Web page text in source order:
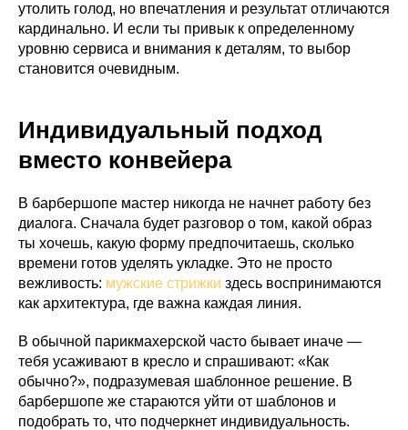
утолить голод, но впечатления и результат отличаются
кардинально. И если ты привык к определенному
уровню сервиса и внимания к деталям, то выбор
становится очевидным.
Индивидуальный подход
вместо конвейера
В барбершопе мастер никогда не начнет работу без
диалога. Сначала будет разговор о том, какой образ
ты хочешь, какую форму предпочитаешь, сколько
времени готов уделять укладке. Это не просто
вежливость: мужские стрижки здесь воспринимаются
как архитектура, где важна каждая линия.
В обычной парикмахерской часто бывает иначе —
тебя усаживают в кресло и спрашивают: «Как
обычно?», подразумевая шаблонное решение. В
барбершопе же стараются уйти от шаблонов и
подобрать то, что подчеркнет индивидуальность.